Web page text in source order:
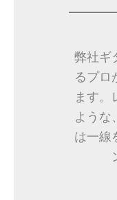
弊社ギ
るプロ
ます。
ような
は一線